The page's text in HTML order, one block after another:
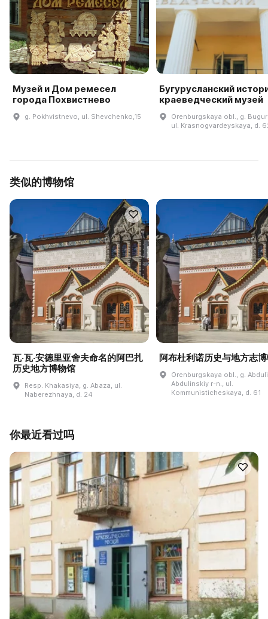
Музей и Дом ремесел
города Похвистнево
g. Pokhvistnevo, ul. Shevchenko,15
Бугурусланский
краеведческий музей
Orenburgskaya obl., g.
ul. Krasnogvardeyskaya, d.
类似的博物馆
瓦·瓦·安德里亚舍夫命名的阿巴扎
历史地方博物馆
Resp. Khakasiya, g. Abaza, ul.
Naberezhnaya, d. 24
阿布杜利诺历史与地方志
Orenburgskaya obl., g.
Abdulinskiy r-n., ul.
Kommunisticheskaya, d. 61
你最近看过吗